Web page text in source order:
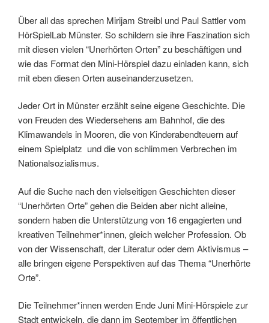
Über all das sprechen Mirijam Streibl und Paul Sattler vom
HörSpielLab Münster. So schildern sie ihre Faszination sich
mit diesen vielen “Unerhörten Orten” zu beschäftigen und
wie das Format den Mini-Hörspiel dazu einladen kann, sich
mit eben diesen Orten auseinanderzusetzen.
Jeder Ort in Münster erzählt seine eigene Geschichte. Die
von Freuden des Wiedersehens am Bahnhof, die des
Klimawandels in Mooren, die von Kinderabendteuern auf
einem Spielplatz und die von schlimmen Verbrechen im
Nationalsozialismus.
Auf die Suche nach den vielseitigen Geschichten dieser
“Unerhörten Orte” gehen die Beiden aber nicht alleine,
sondern haben die Unterstützung von 16 engagierten und
kreativen Teilnehmer*innen, gleich welcher Profession. Ob
von der Wissenschaft, der Literatur oder dem Aktivismus –
alle bringen eigene Perspektiven auf das Thema “Unerhörte
Orte”.
Die Teilnehmer*innen werden Ende Juni Mini-Hörspiele zur
Stadt entwickeln, die dann im September im öffentlichen